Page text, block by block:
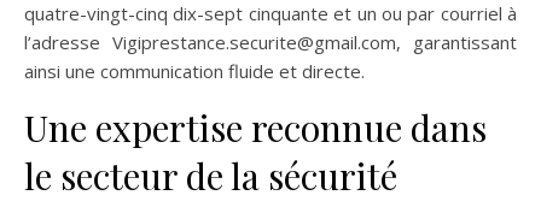
quatre-vingt-cinq dix-sept cinquante et un ou par courriel à
l’adresse Vigiprestance.securite@gmail.com, garantissant
ainsi une communication fluide et directe.
Une expertise reconnue dans
le secteur de la sécurité